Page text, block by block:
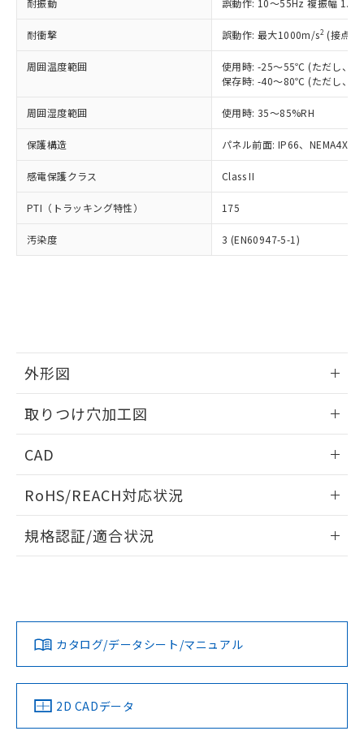
耐振動 誤動作: 10～55Hz 複振幅
耐衝撃 誤動作: 最大1000m/s2 (接点
周囲温度範囲
使用時: -25～55℃ (ただし、氷
保存時: -40～80℃ (ただし、氷
周囲湿度範囲 使用時: 35～85%RH
保護構造 パネル前面: IP66、NEMA4X,
感電保護クラス Class II
PTI（トラッキング特性） 175
汚染度 3 (EN60947-5-1)
外形図
取りつけ穴加工図
CAD
ドすることができます。
ログイン/会員登録
ダウンロードデータをご利用いただく前に、以下を必ずお読
みください。
ソフトウェアの使用条件
RoHS/REACH対応状況
EU RoHS 注意事項・凡例
対応済み
中国 RoHS 注意事項・凡例
規格認証/適合状況
LR型式承認
（イギリス
船舶規格）
DNV型式承認
（ノルウェー
BV型式承認
（フランス
KR型式
（韓国
No No No No
カタログ/データシート/マニュアル
2D CADデータ
正式な納期状況および標準価格はお客
様のお取引先、またはお客様担当のオ
ムロン制御機器販売店・当社販売員に
オムロン制御機器販売店や当社販売拠
販売ネットワーク
」をご確認
在庫状況および標準価格結果を当社の
事前の承諾なく第三者に漏洩または開
示しないようお願いします。
マイパーツ機能（部品リスト作成サー
ビス）をご利用いただくには、I-Web
メンバーズにご登録されている必要が
お客様が当ウェブサイト上で当社にご
指します。
但し、RoHS指令で産業用監視および制御機器に対する
適用除外項目は除く。
フタル酸エステル類の４物質については閾値を超える意
図的な使用がないことを確認しています。
部品在庫の切り替え状況などにより、予定
月が前後することがあります。
※3 非含有証明書ダウンロード
51物質の非含有証明書（当社基準）
※本証明書は発行日時点で非含有を証明す
るもので、過去に遡って非含有を証明する
ものではありません。
また、RoHS指令のフタル酸エステル類４
欄に対応日を記載しておりました。
既に当社にて対応品への在庫切替を完了
していることから、特段のことがない限
り、2022年1月12日より割愛しておりま
す。
DBP(フタル酸ジブチル) : 1000ppm、 DIBP(フタル酸ジ
イソブチル) : 1000ppm、 BBP(フタル酸ブチルベンジ
DEHP(フタル酸ビス(2-エチルヘキシル)) : 1000ppm
準値以下であることを示します。
「10」：通常の使用状況下において有害物
質が外部に漏えいし、環境に深刻な影響を
及ぼさない年数を意味します。
「－」：未確認です。当社販売部門へお問
全に破砕するなど、違法に輸出されな
いよう必要な手段を講じます。
当社は貴社製品を、核兵器、ミサイ
ル、化学兵器、生物兵器またはその他
武器並びにこれらの製造装置等に一切
当社は、貴社製品を第三者に販売する
場合は、上記1、2および3の内容を当
該第三者に通知します。また当社は、
販売先および販売に係わる関係者が違
法に輸出するおそれがある場合は、取
り引きをいたしません。
一定数には満たないが在庫あり
－
在庫なし(最新の在庫状況につ
いては、お客様のお取引先、ま
たはお客様担当のオムロン制御
機器販売店・当社販売員にご確
空
受注生産機種、また在庫状況の
情報を公開していない機種